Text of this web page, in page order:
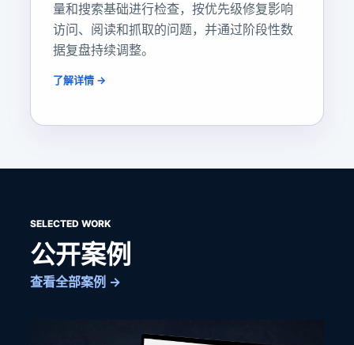
量和搜索基础进行检查，按优先级修复影响
访问、阅读和抓取的问题，并通过阶段性数
据复盘持续调整。
了解详情 →
SELECTED WORK
公开案例
查看全部案例 →